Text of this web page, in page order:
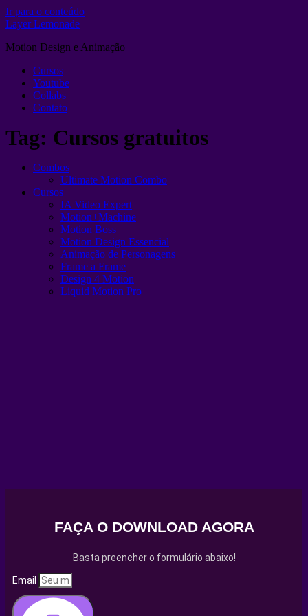
Ir para o conteúdo
Layer Lemonade
Motion Design e Animação
Cursos
Youtube
Collabs
Contato
Tag: Cursos gratuitos
Combos
Ultimate Motion Combo
Cursos
IA Video Expert
Motion+Machine
Motion Boss
Motion Design Essencial
Animação de Personagens
Frame a Frame
Design 4 Motion
Liquid Motion Pro
FAÇA O DOWNLOAD AGORA
Basta preencher o formulário abaixo!
Email